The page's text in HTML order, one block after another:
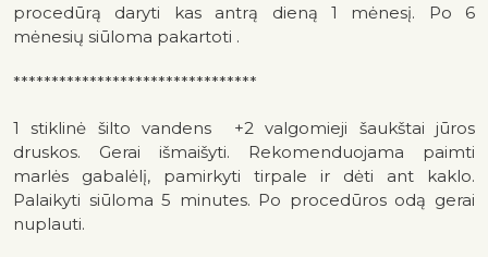
procedūrą daryti kas antrą dieną 1 mėnesį. Po 6
mėnesių siūloma pakartoti .
********************************
1 stiklinė šilto vandens +2 valgomieji šaukštai jūros
druskos. Gerai išmaišyti. Rekomenduojama paimti
marlės gabalėlį, pamirkyti tirpale ir dėti ant kaklo.
Palaikyti siūloma 5 minutes. Po procedūros odą gerai
nuplauti.